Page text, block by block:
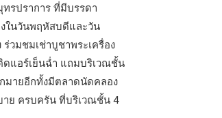
รปราการ ที่มีบรรดา
ในวันพฤหัสบดีและวัน
วมชมเช่าบูชาพระเครื่อง
ดแอร์เย็นฉ่ำ แถมบริเวณชั้น
มายอีกทั้งมีตลาดนัดคลอง
าย ครบครัน ที่บริเวณชั้น 4